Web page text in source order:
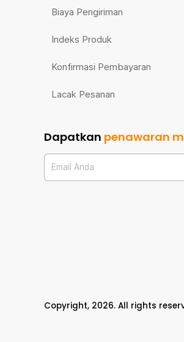
Biaya Pengiriman
Indeks Produk
Konfirmasi Pembayaran
Lacak Pesanan
Dapatkan penawaran
Email Anda
Copyright, 2026. All rights